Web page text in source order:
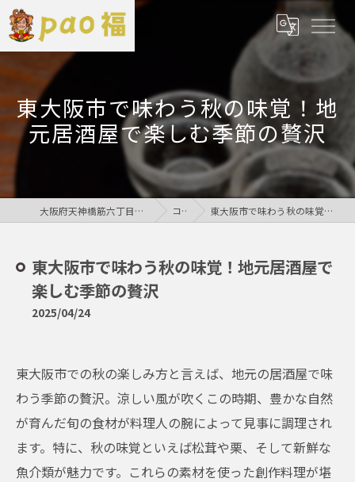
東大阪市で味わう秋の味覚！地
元居酒屋で楽しむ季節の贅沢
大阪府天神橋筋六丁目の居酒屋なら鶏居酒屋pao福 コラム 東大阪市で味わう秋の味覚！地元居酒屋で楽しむ季節の贅沢
東大阪市で味わう秋の味覚！地元居酒屋で
楽しむ季節の贅沢
2025/04/24
東大阪市での秋の楽しみ方と言えば、地元の居酒屋で味
わう季節の贅沢。涼しい風が吹くこの時期、豊かな自然
が育んだ旬の食材が料理人の腕によって見事に調理され
ます。特に、秋の味覚といえば松茸や栗、そして新鮮な
魚介類が魅力です。これらの素材を使った創作料理が堪